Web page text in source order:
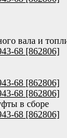
вала и
68 [862806]
68 [862806]
68 [862806]
в сборе
68 [862806]